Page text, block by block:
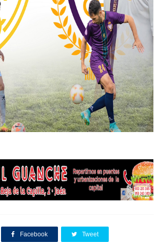
Facebook Tweet